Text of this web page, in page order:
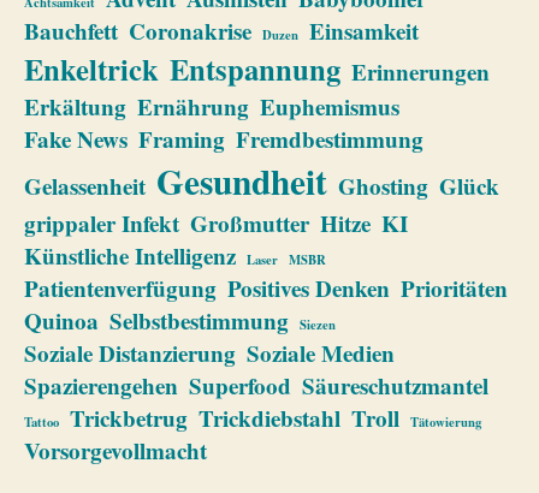
Bauchfett Coronakrise Duzen Einsamkeit
Enkeltrick Entspannung Erinnerungen
Erkältung Ernährung Euphemismus
Fake News Framing Fremdbestimmung
Gelassenheit Gesundheit Ghosting Glück
grippaler Infekt Großmutter Hitze KI
Künstliche Intelligenz Laser MSBR
Patientenverfügung Positives Denken Prioritäten
Quinoa Selbstbestimmung Siezen
Soziale Distanzierung Soziale Medien
Spazierengehen Superfood Säureschutzmantel
Tattoo Trickbetrug Trickdiebstahl Troll Tätowierung
Vorsorgevollmacht